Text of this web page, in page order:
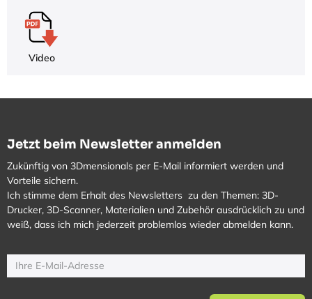
Video
Jetzt beim Newsletter anmelden
Zukünftig von 3Dmensionals per E-Mail informiert werden und
Vorteile sichern.
Ich stimme dem Erhalt des Newsletters zu den Themen: 3D-
Drucker, 3D-Scanner, Materialien und Zubehör ausdrücklich zu und
weiß, dass ich mich jederzeit problemlos wieder abmelden kann.